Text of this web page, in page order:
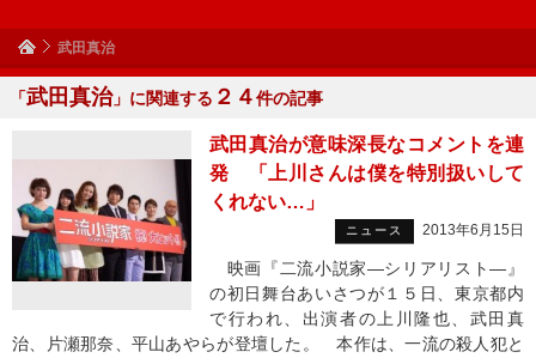
武田真治
「武田真治」に関連する ２４件の記事
武田真治が意味深長なコメントを連
発 「上川さんは僕を特別扱いして
くれない…」
ニュース 2013年6月15日
映画『二流小説家―シリアリスト―』
の初日舞台あいさつが１５日、東京都内
で行われ、出演者の上川隆也、武田真
治、片瀬那奈、平山あやらが登壇した。 本作は、一流の殺人犯と